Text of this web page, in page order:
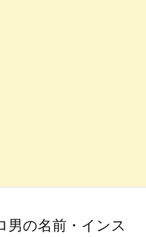
男の名前・インス